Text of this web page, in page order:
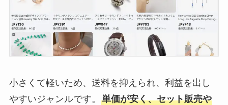
小さくて軽いため、送料を抑えられ、利益を出し
やすいジャンルです。 単価が安く、セット販売や